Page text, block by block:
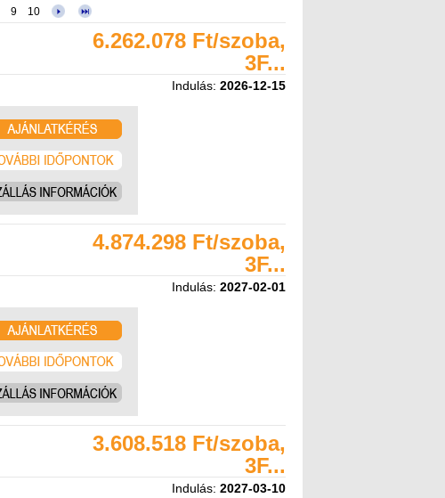
9 10
6.262.078 Ft/szoba,
3F...
Indulás: 2026-12-15
4.874.298 Ft/szoba,
3F...
Indulás: 2027-02-01
3.608.518 Ft/szoba,
3F...
Indulás: 2027-03-10